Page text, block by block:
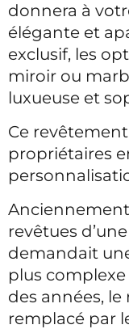
donnera à
élégante et
exclusif, les
miroir ou
luxueuse et
Ce
propriétaires
revêtues
demandait
plus
des années,
remplacé par